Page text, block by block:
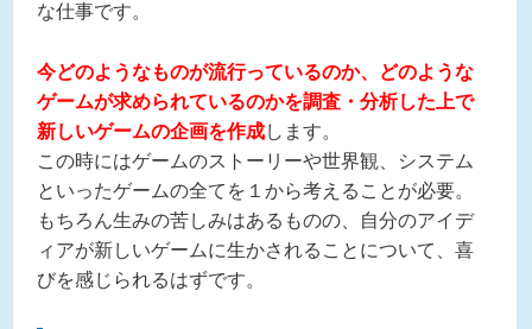
な仕事です。
今どのようなものが流行っているのか、どのような
ゲームが求められているのかを調査・分析した上で
新しいゲームの企画を作成します。
この時にはゲームのストーリーや世界観、システム
といったゲームの全てを１から考えることが必要。
もちろん生みの苦しみはあるものの、自分のアイデ
ィアが新しいゲームに生かされることについて、喜
びを感じられるはずです。